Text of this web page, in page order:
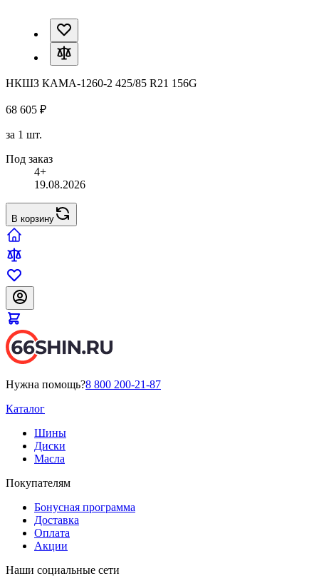
НКШЗ КАМА-1260-2 425/85 R21 156G
68 605 ₽
за 1 шт.
Под заказ
4+
19.08.2026
В корзину
Нужна помощь?8 800 200-21-87
Каталог
Шины
Диски
Масла
Покупателям
Бонусная программа
Доставка
Оплата
Акции
Наши социальные сети